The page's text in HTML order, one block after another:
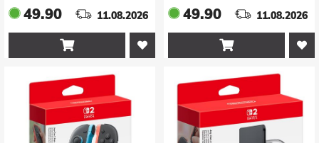
49.90 11.08.2026

49.90 11.08.2026
